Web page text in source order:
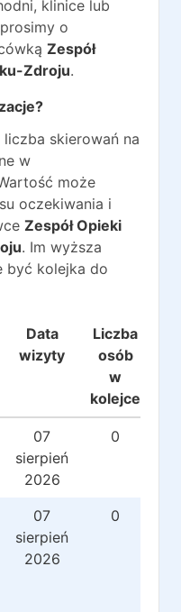
klinice lub
o
Zespół
Zdroju.
skierowań na
w
może
oczekiwania i
Zespół Opieki
. Im wyższa
być kolejka do
Data
wizyty
Liczba
osób
w
kolejce
07
sierpień
2026
0
07
sierpień
2026
0